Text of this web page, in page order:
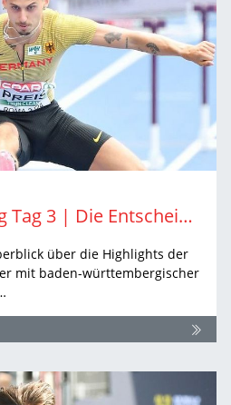
DM Braunschweig Tag 3 | Die Entscheidungen der Männer
über die Highlights der
mit baden-württembergischer